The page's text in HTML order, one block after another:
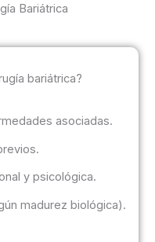
Bariátrica
bariátrica?
asociadas.
y psicológica.
madurez biológica).